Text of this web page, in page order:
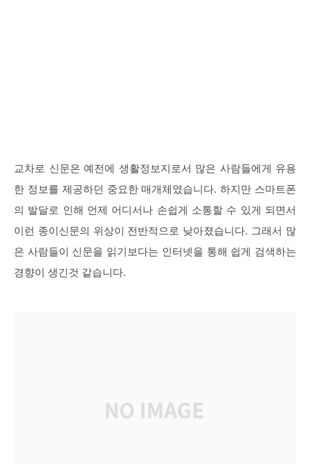
교차로 신문은 예전에 생활정보지로서 많은 사람들에게 유용
한 정보를 제공하던 중요한 매개체였습니다. 하지만 스마트폰
의 발달로 인해 언제 어디서나 손쉽게 소통할 수 있게 되면서
이런 종이신문의 위상이 전반적으로 낮아졌습니다. 그래서 많
은 사람들이 신문을 읽기보다는 인터넷을 통해 쉽게 검색하는
경향이 생긴것 같습니다.